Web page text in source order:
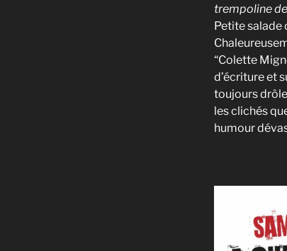
trempoline
Petite salade
“Colette
d’écriture et
toujours
les clichés
humour